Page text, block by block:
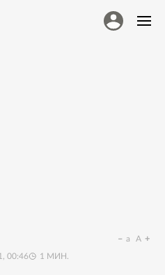
00:46 1 МИН.
a A